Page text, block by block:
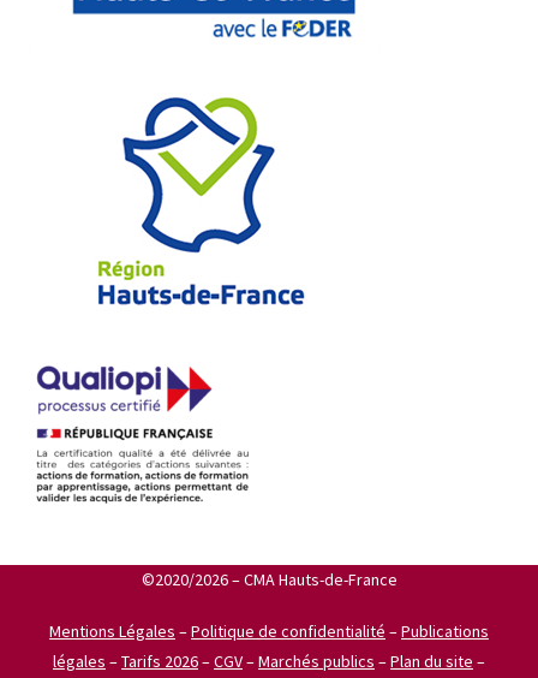
©2020/2026 – CMA Hauts-de-France
Mentions Légales –Politique de confidentialité –Publications
légales –Tarifs 2026–CGV–Marchés publics –Plan du site –